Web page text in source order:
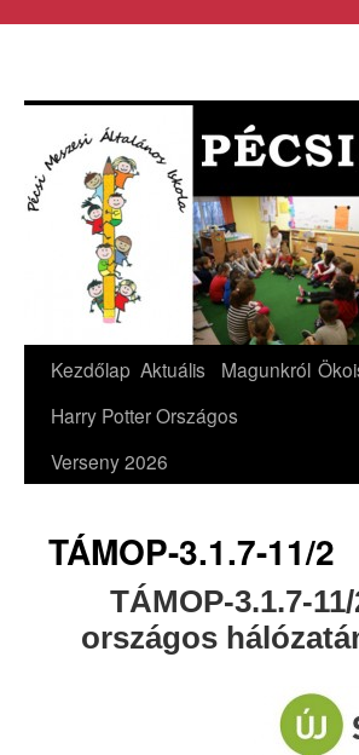
Kezdőlap Aktuális Magunkról
Harry Potter Országos
Verseny 2026
TÁMOP-3.1.7-11/2
TÁMOP-3.1.7-
országos